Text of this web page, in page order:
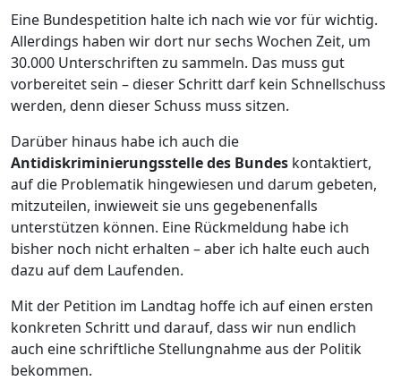
Eine Bundespetition halte ich nach wie vor für wichtig.
Allerdings haben wir dort nur sechs Wochen Zeit, um
30.000 Unterschriften zu sammeln. Das muss gut
vorbereitet sein – dieser Schritt darf kein Schnellschuss
werden, denn dieser Schuss muss sitzen.
Darüber hinaus habe ich auch die
Antidiskriminierungsstelle des Bundes kontaktiert,
auf die Problematik hingewiesen und darum gebeten,
mitzuteilen, inwieweit sie uns gegebenenfalls
unterstützen können. Eine Rückmeldung habe ich
bisher noch nicht erhalten – aber ich halte euch auch
dazu auf dem Laufenden.
Mit der Petition im Landtag hoffe ich auf einen ersten
konkreten Schritt und darauf, dass wir nun endlich
auch eine schriftliche Stellungnahme aus der Politik
bekommen.